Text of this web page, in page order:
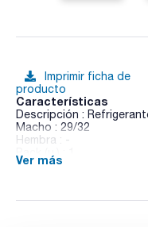
Imprimir ficha de
producto
Características
Descripción :
Macho : 29/32
Hembra : -
Ver más